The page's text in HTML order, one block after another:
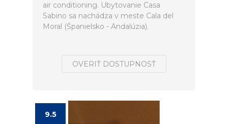
air conditioning. Ubytovanie Casa
Sabino sa nachádza v meste Cala del
Moral (Španielsko - Andalúzia).
OVERIŤ DOSTUPNOSŤ
9.5